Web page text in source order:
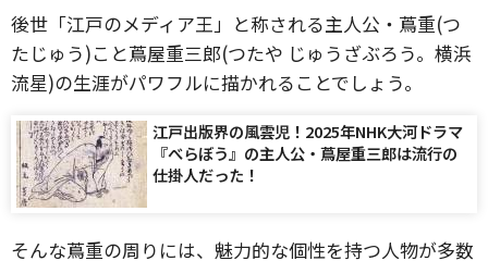
後世「江戸のメディア王」と称される主人公・蔦重(つ
たじゅう)こと蔦屋重三郎(つたや じゅうざぶろう。横浜
流星)の生涯がパワフルに描かれることでしょう。
江戸出版界の風雲児！2025年NHK大河ドラマ
『べらぼう』の主人公・蔦屋重三郎は流行の
仕掛人だった！
そんな蔦重の周りには、魅力的な個性を持つ人物が多数